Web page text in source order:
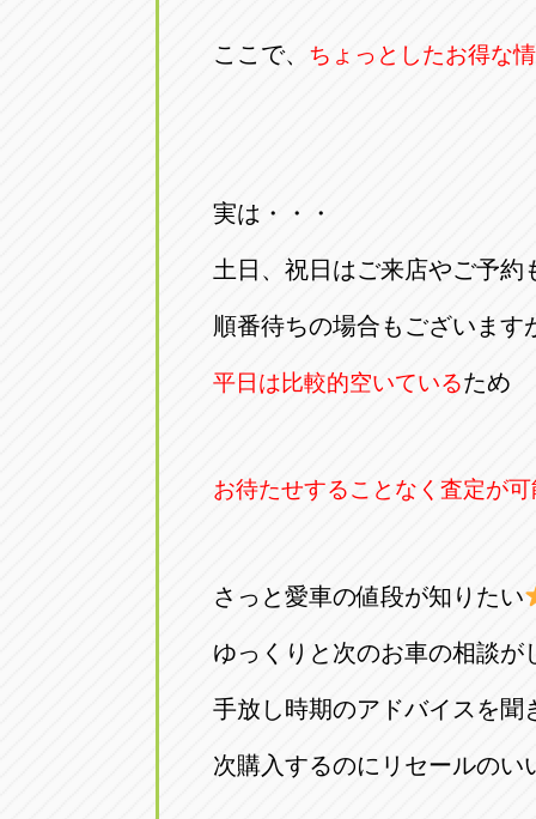
アップル
アップル
0587-66-
オートフ
059-331-
アップル小牧店
愛知県尾張旭市印場元町5-2-8
アップル岩倉店
愛知県岩倉市大地町長田35-1
オートフレンド
三重県四日市市午起3丁目1番3
ここで、 ちょっとしたお得な
実は・・・
土日、祝日はご来店やご予約
順番待ちの場合もございます
平日は比較的空いているため
お待たせすることなく査定が
さっと愛車の値段が知りたい
ゆっくりと次のお車の相談が
手放し時期のアドバイスを聞
次購入するのにリセールのい